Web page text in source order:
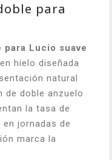
para
Lucio suave
hielo diseñada
natural
de doble anzuelo
la tasa de
jornadas de
marca la